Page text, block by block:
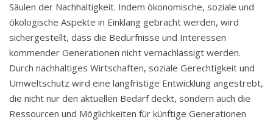
Säulen der Nachhaltigkeit. Indem ökonomische, soziale und
ökologische Aspekte in Einklang gebracht werden, wird
sichergestellt, dass die Bedürfnisse und Interessen
kommender Generationen nicht vernachlässigt werden.
Durch nachhaltiges Wirtschaften, soziale Gerechtigkeit und
Umweltschutz wird eine langfristige Entwicklung angestrebt,
die nicht nur den aktuellen Bedarf deckt, sondern auch die
Ressourcen und Möglichkeiten für künftige Generationen